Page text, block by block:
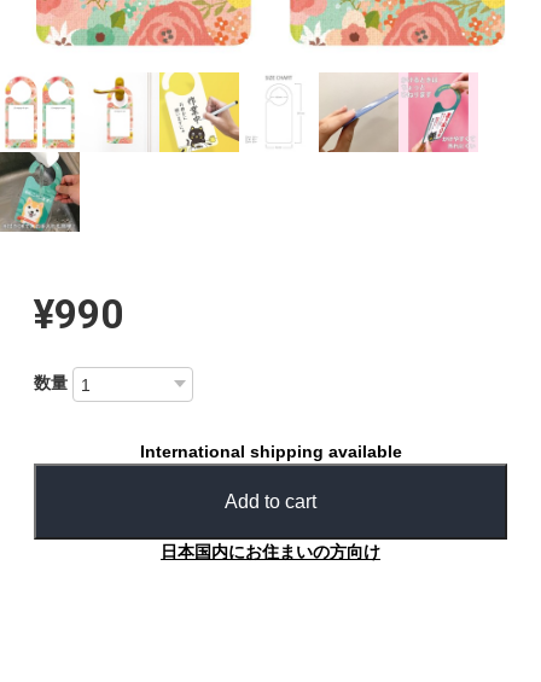
¥990
数量
International shipping available
Add to cart
日本国内にお住まいの方向け